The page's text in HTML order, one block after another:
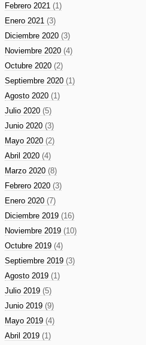
Febrero 2021 (1)
Enero 2021 (3)
Diciembre 2020 (3)
Noviembre 2020 (4)
Octubre 2020 (2)
Septiembre 2020 (1)
Agosto 2020 (1)
Julio 2020 (5)
Junio 2020 (3)
Mayo 2020 (2)
Abril 2020 (4)
Marzo 2020 (8)
Febrero 2020 (3)
Enero 2020 (7)
Diciembre 2019 (16)
Noviembre 2019 (10)
Octubre 2019 (4)
Septiembre 2019 (3)
Agosto 2019 (1)
Julio 2019 (5)
Junio 2019 (9)
Mayo 2019 (4)
Abril 2019 (1)